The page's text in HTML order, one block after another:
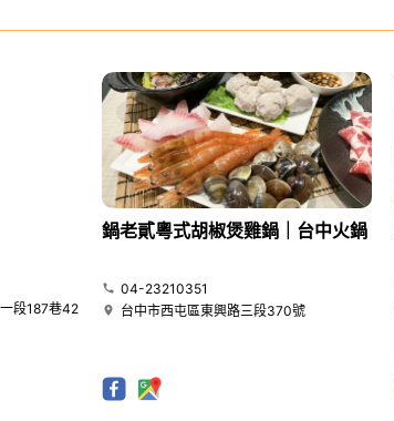
段187巷42
鍋老貳粵式胡椒煲雞鍋｜台中火鍋
04-23210351
台中市西屯區東興路三段370號